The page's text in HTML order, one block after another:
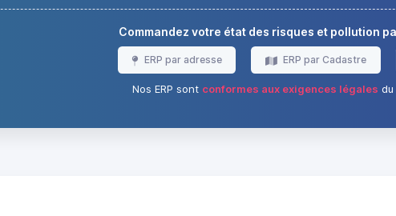
Commandez votre état des risques et pollution
ERP par adresse ERP par Cadastre
Nos ERP sont conformes aux exigences légales